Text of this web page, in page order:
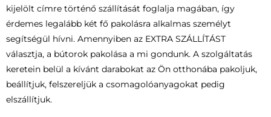
kijelölt címre történő szállítását foglalja magában, így
érdemes legalább két fő pakolásra alkalmas személyt
segítségül hívni. Amennyiben az EXTRA SZÁLLÍTÁST
választja, a bútorok pakolása a mi gondunk. A szolgáltatás
keretein belül a kívánt darabokat az Ön otthonába pakoljuk,
beállítjuk, felszereljük a csomagolóanyagokat pedig
elszállítjuk.